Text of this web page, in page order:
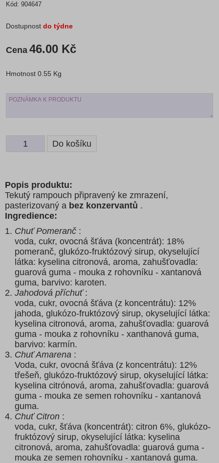
Kód: 904647
Dostupnost do týdne
Cena 46.00 Kč
Hmotnost 0.55 Kg
Popis produktu:
Tekutý rampouch připravený ke zmrazení,
pasterizovaný a bez konzervantů .
Ingredience:
Chuť Pomeranč :
voda, cukr, ovocná šťáva (koncentrát): 18%
pomeranč, glukózo-fruktózový sirup, okyselující
látka: kyselina citronová, aroma, zahušťovadla:
guarová guma - mouka z rohovníku - xantanová
guma, barvivo: karoten.
Jahodová příchuť:
voda, cukr, ovocná šťáva (z koncentrátu): 12%
jahoda, glukózo-fruktózový sirup, okyselující látka:
kyselina citronová, aroma, zahušťovadla: guarová
guma - mouka z rohovníku - xanthanová guma,
barvivo: karmín.
Chuť Amarena :
Voda, cukr, ovocná šťáva (z koncentrátu): 12%
třešeň, glukózo-fruktózový sirup, okyselující látka:
kyselina citrónová, aroma, zahušťovadla: guarová
guma - mouka ze semen rohovníku - xantanová
guma.
Chuť Citron :
voda, cukr, šťáva (koncentrát): citron 6%, glukózo-
fruktózový sirup, okyselující látka: kyselina
citronová, aroma, zahušťovadla: guarová guma -
mouka ze semen rohovníku - xantanová guma.